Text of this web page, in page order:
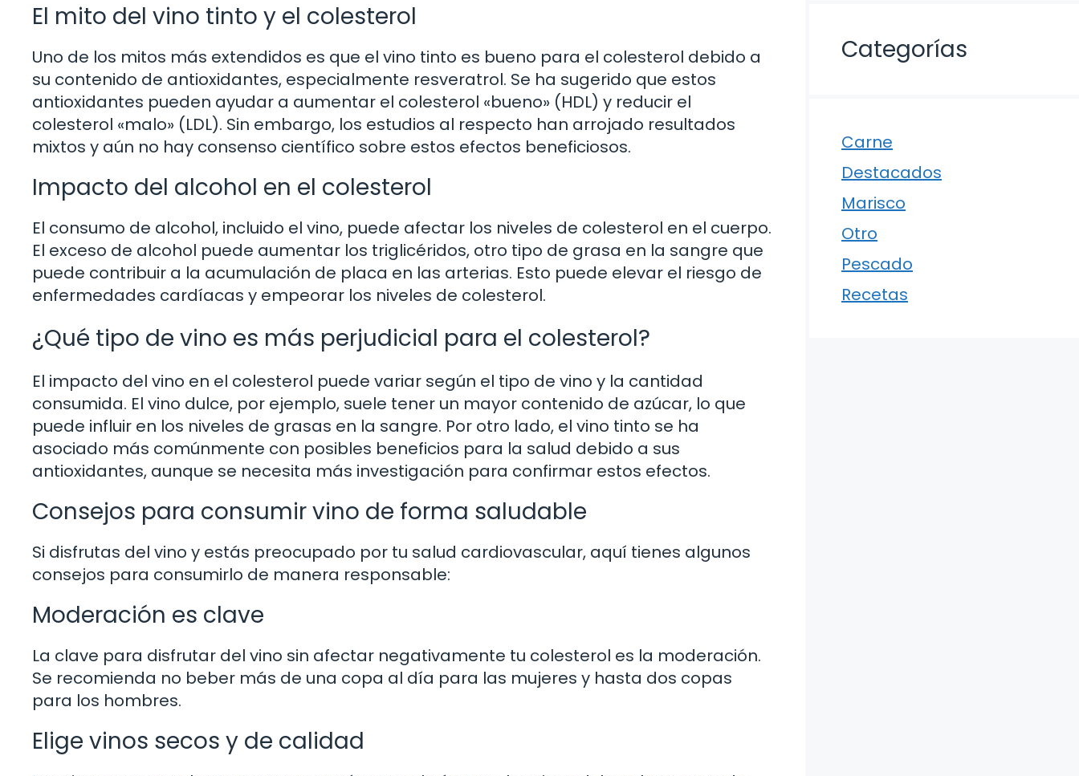
El mito del vino tinto y el colesterol
Uno de los mitos más extendidos es que el vino tinto es bueno para el colesterol debido a
su contenido de antioxidantes, especialmente resveratrol. Se ha sugerido que estos
antioxidantes pueden ayudar a aumentar el colesterol «bueno» (HDL) y reducir el
colesterol «malo» (LDL). Sin embargo, los estudios al respecto han arrojado resultados
mixtos y aún no hay consenso científico sobre estos efectos beneficiosos.
Impacto del alcohol en el colesterol
El consumo de alcohol, incluido el vino, puede afectar los niveles de colesterol en el cuerpo.
El exceso de alcohol puede aumentar los triglicéridos, otro tipo de grasa en la sangre que
puede contribuir a la acumulación de placa en las arterias. Esto puede elevar el riesgo de
enfermedades cardíacas y empeorar los niveles de colesterol.
¿Qué tipo de vino es más perjudicial para el colesterol?
El impacto del vino en el colesterol puede variar según el tipo de vino y la cantidad
consumida. El vino dulce, por ejemplo, suele tener un mayor contenido de azúcar, lo que
puede influir en los niveles de grasas en la sangre. Por otro lado, el vino tinto se ha
asociado más comúnmente con posibles beneficios para la salud debido a sus
antioxidantes, aunque se necesita más investigación para confirmar estos efectos.
Consejos para consumir vino de forma saludable
Si disfrutas del vino y estás preocupado por tu salud cardiovascular, aquí tienes algunos
consejos para consumirlo de manera responsable:
Moderación es clave
La clave para disfrutar del vino sin afectar negativamente tu colesterol es la moderación.
Se recomienda no beber más de una copa al día para las mujeres y hasta dos copas
para los hombres.
Elige vinos secos y de calidad
Categorías
Carne
Destacados
Marisco
Otro
Pescado
Recetas